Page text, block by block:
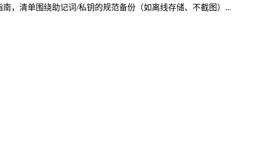
，清单围绕助记词/私钥的规范备份（如离线存储、不截图）...